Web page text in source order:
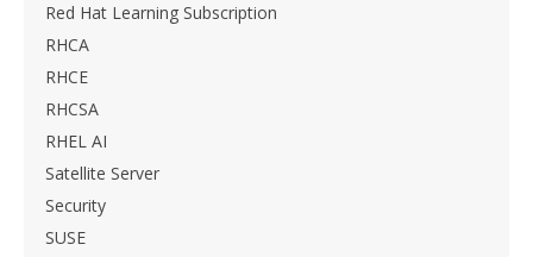
Red Hat Learning Subscription
RHCA
RHCE
RHCSA
RHEL AI
Satellite Server
Security
SUSE